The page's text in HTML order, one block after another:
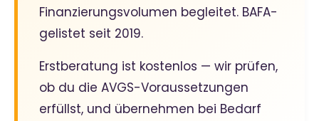
Finanzierungsvolumen begleitet. BAFA-
gelistet seit 2019.
Erstberatung ist kostenlos — wir prüfen,
ob du die AVGS-Voraussetzungen
erfüllst, und übernehmen bei Bedarf